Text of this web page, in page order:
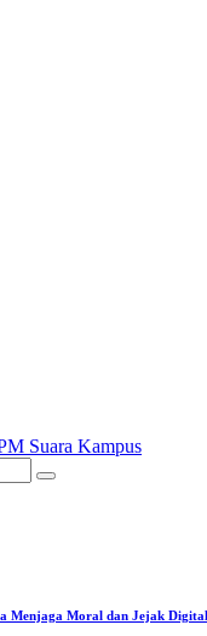
Menjaga Moral dan Jejak Digital